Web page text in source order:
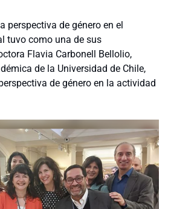
perspectiva de género en el
tuvo como una de sus
Flavia Carbonell Bellolio,
de la Universidad de Chile,
de género en la actividad